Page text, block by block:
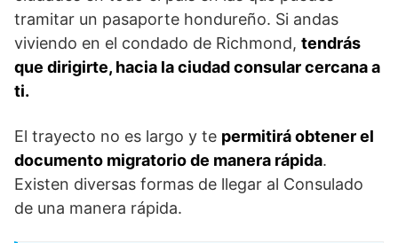
tramitar un pasaporte hondureño. Si andas
viviendo en el condado de Richmond, tendrás
que dirigirte, hacia la ciudad consular cercana a
ti.
El trayecto no es largo y te permitirá obtener el
documento migratorio de manera rápida.
Existen diversas formas de llegar al Consulado
de una manera rápida.